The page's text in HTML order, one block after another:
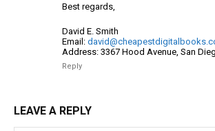
Best regards,
David E. Smith
Email:
Address: 3367 Hood Avenue, San
Reply
LEAVE A REPLY